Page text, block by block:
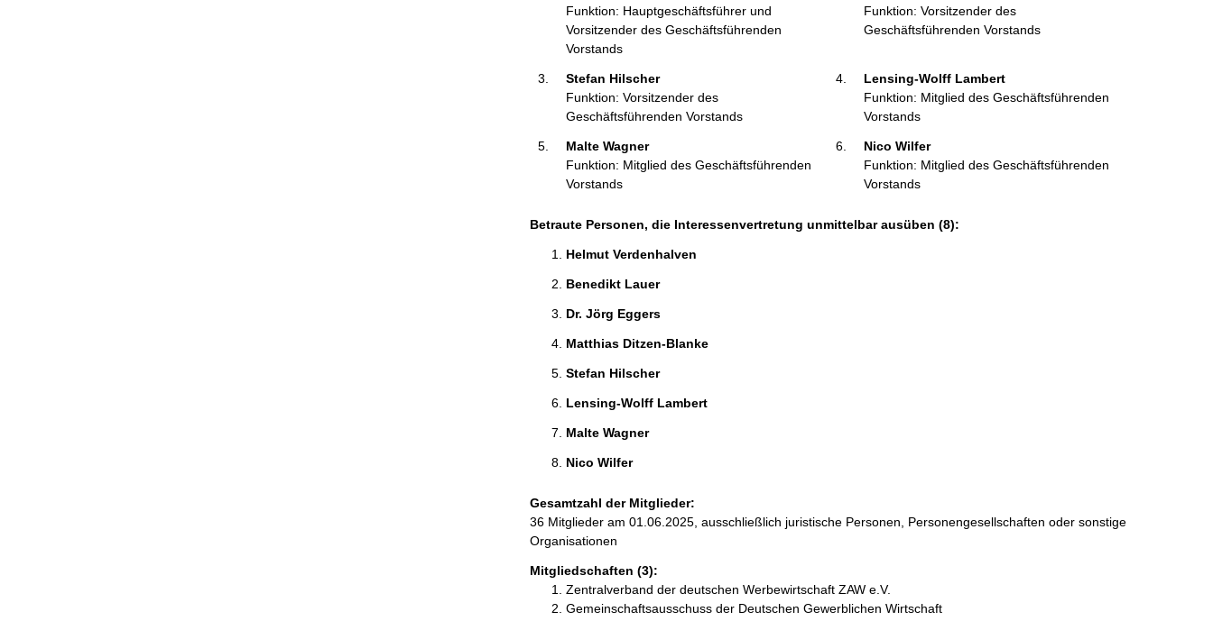
:
Funktion: Hauptgeschäftsführer und
Vorsitzender des Geschäftsführenden
Vorstands
Funktion: Vorsitzender des
Geschäftsführenden Vorstands
Stefan Hilscher
Funktion: Vorsitzender des
Geschäftsführenden Vorstands
Lensing-Wolff Lambert
Funktion: Mitglied des Geschäftsführenden
Vorstands
Malte Wagner
Funktion: Mitglied des Geschäftsführenden
Vorstands
Nico Wilfer
Funktion: Mitglied des Geschäftsführenden
Vorstands
Betraute Personen, die Interessenvertretung unmittelbar ausüben (8):
Helmut Verdenhalven
Benedikt Lauer
Dr. Jörg Eggers
Matthias Ditzen-Blanke
Stefan Hilscher
Lensing-Wolff Lambert
Malte Wagner
Nico Wilfer
Gesamtzahl der Mitglieder:
36 Mitglieder am 01.06.2025, ausschließlich juristische Personen, Personengesellschaften oder sonstige
Organisationen
Mitgliedschaften (3):
Zentralverband der deutschen Werbewirtschaft ZAW e.V.
Gemeinschaftsausschuss der Deutschen Gewerblichen Wirtschaft